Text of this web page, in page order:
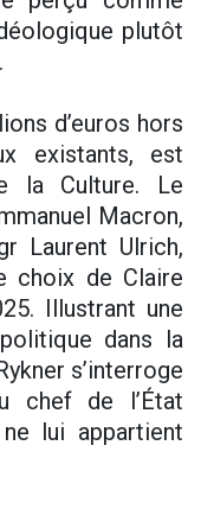
plutôt
d’euros hors
existants, est
la Culture. Le
Macron,
Laurent Ulrich,
choix de Claire
Illustrant une
dans la
s’interroge
chef de l’État
lui appartient